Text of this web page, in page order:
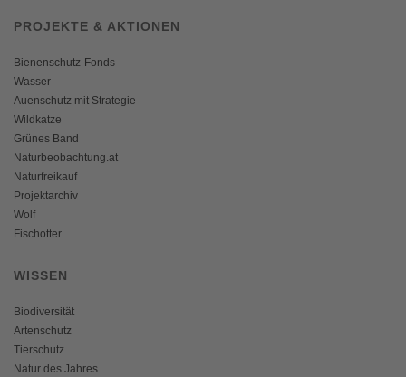
PROJEKTE & AKTIONEN
Bienenschutz-Fonds
Wasser
Auenschutz mit Strategie
Wildkatze
Grünes Band
Naturbeobachtung.at
Naturfreikauf
Projektarchiv
Wolf
Fischotter
WISSEN
Biodiversität
Artenschutz
Tierschutz
Natur des Jahres